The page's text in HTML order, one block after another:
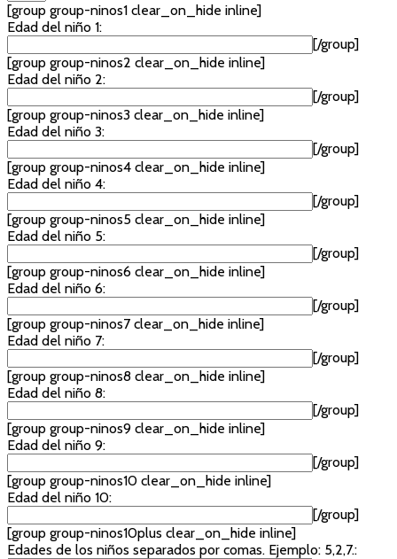
[group group-ninos1 clear_on_hide inline]
Edad del niño 1:
[/group]
[group group-ninos2 clear_on_hide inline]
Edad del niño 2:
[/group]
[group group-ninos3 clear_on_hide inline]
Edad del niño 3:
[/group]
[group group-ninos4 clear_on_hide inline]
Edad del niño 4:
[/group]
[group group-ninos5 clear_on_hide inline]
Edad del niño 5:
[/group]
[group group-ninos6 clear_on_hide inline]
Edad del niño 6:
[/group]
[group group-ninos7 clear_on_hide inline]
Edad del niño 7:
[/group]
[group group-ninos8 clear_on_hide inline]
Edad del niño 8:
[/group]
[group group-ninos9 clear_on_hide inline]
Edad del niño 9:
[/group]
[group group-ninos10 clear_on_hide inline]
Edad del niño 10:
[/group]
[group group-ninos10plus clear_on_hide inline]
Edades de los niños separados por comas. Ejemplo: 5,2,7.: